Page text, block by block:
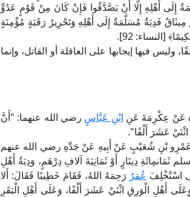
إِلَى أَهْلِهِ إِلَّا أَنْ يَصَّدَّقُوا فَإِنْ كَانَ مِنْ قَوْمٍ عَدُوٍّ
فَدِيَةٌ مُسَلَّمَةٌ إِلَى أَهْلِهِ وَتَحْرِيرُ رَقَبَةٍ مُؤْمِنَةٍ
[النساء: 92].
وليس فيها إيجابها على العاقلة أو القاتل، وإنما
عَنْ عِكْرِمَةَ عَنِ ابْنِ عَبَّاسٍ رضي الله عنهما: "أَنَّ
عَشَرَ أَلْفًا".
بْنِ شُعَيْبٍ عَنْ أَبِيهِ عَنْ جَدِّهِ رضي الله عنهم
دِينَارٍ أَوْ ثَمَانِيَةَ آلافِ دِرْهَمٍ، وَدِيَةُ أَهْلِ
اسْتُخْلِفَ عُمَرُ رَحِمَهُ اللهُ، فَقَامَ خَطِيبًا فَقَالَ: أَلا
أَهْلِ الْوَرِقِ اثْنَيْ عَشَرَ أَلْفًا، وَعَلَى أَهْلِ الْبَقَرِ